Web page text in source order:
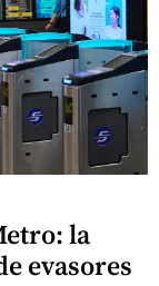
la
evasores